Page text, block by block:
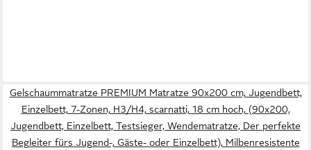
Gelschaummatratze PREMIUM Matratze 90x200 cm, Jugendbett,
Einzelbett, 7-Zonen, H3/H4, scarnatti, 18 cm hoch, (90x200,
Jugendbett, Einzelbett, Testsieger, Wendematratze, Der perfekte
Begleiter fürs Jugend-, Gäste- oder Einzelbett), Milbenresistente